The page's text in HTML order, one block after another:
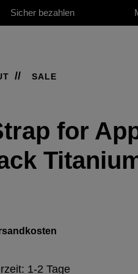
Sicher bezahlen
SALE
for
1-2 Tage